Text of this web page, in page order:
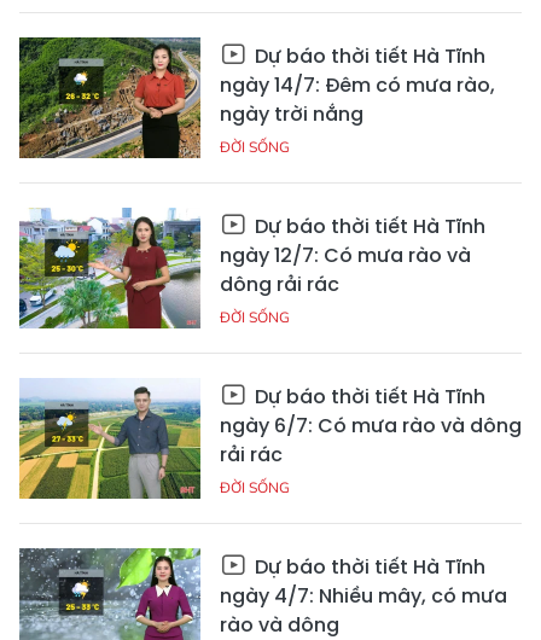
Dự báo thời tiết Hà Tĩnh
ngày 14/7: Đêm có mưa rào,
ngày trời nắng
ĐỜI SỐNG
Dự báo thời tiết Hà Tĩnh
ngày 12/7: Có mưa rào và
dông rải rác
ĐỜI SỐNG
Dự báo thời tiết Hà Tĩnh
ngày 6/7: Có mưa rào và dông
rải rác
ĐỜI SỐNG
Dự báo thời tiết Hà Tĩnh
ngày 4/7: Nhiều mây, có mưa
rào và dông